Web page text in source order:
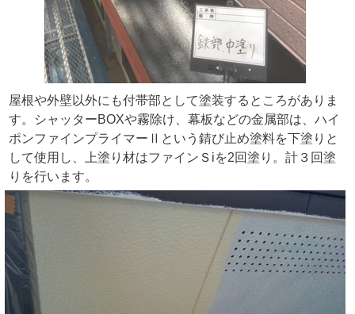
屋根や外壁以外にも付帯部として塗装するところがありま
す。シャッターBOXや霧除け、幕板などの金属部は、ハイ
ポンファインプライマーⅡという錆び止め塗料を下塗りと
して使用し、上塗り材はファインＳiを2回塗り。計３回塗
りを行います。